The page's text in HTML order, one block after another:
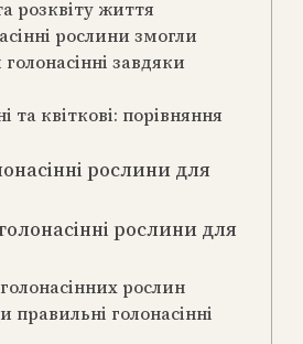
розквіту життя
рослини змогли
завдяки
та квіткові: порівняння
рослини для
рослини для
рослин
правильні голонасінні